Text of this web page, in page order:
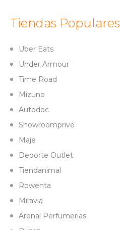
Tiendas Populares
Uber Eats
Under Armour
Time Road
Mizuno
Autodoc
Showroomprive
Maje
Deporte Outlet
Tiendanimal
Rowenta
Miravia
Arenal Perfumerias